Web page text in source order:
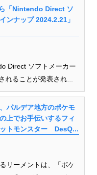
「Nintendo Direct ソ
ンナップ 2024.2.21」
Direct ソフトメーカー
れることが発表され...
パルデア地方のポケモ
上でお手伝いするフィ
トモンスター DesQ...
リーメントは、「ポケ